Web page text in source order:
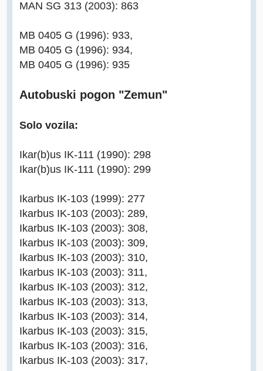
MAN SG 313 (2003): 863
MB 0405 G (1996): 933,
MB 0405 G (1996): 934,
MB 0405 G (1996): 935
Autobuski pogon "Zemun"
Solo vozila:
Ikar(b)us IK-111 (1990): 298
Ikar(b)us IK-111 (1990): 299
Ikarbus IK-103 (1999): 277
Ikarbus IK-103 (2003): 289,
Ikarbus IK-103 (2003): 308,
Ikarbus IK-103 (2003): 309,
Ikarbus IK-103 (2003): 310,
Ikarbus IK-103 (2003): 311,
Ikarbus IK-103 (2003): 312,
Ikarbus IK-103 (2003): 313,
Ikarbus IK-103 (2003): 314,
Ikarbus IK-103 (2003): 315,
Ikarbus IK-103 (2003): 316,
Ikarbus IK-103 (2003): 317,